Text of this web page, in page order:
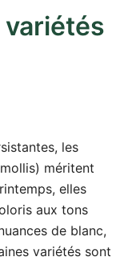
variétés
les
méritent
elles
aux tons
de blanc,
variétés sont